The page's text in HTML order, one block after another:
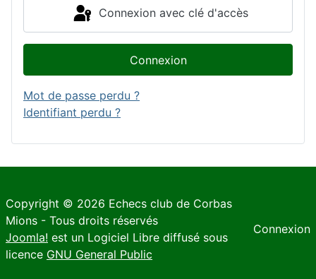
Connexion avec clé d'accès
Connexion
Mot de passe perdu ?
Identifiant perdu ?
Copyright © 2026 Echecs club de Corbas
Mions - Tous droits réservés
Joomla! est un Logiciel Libre diffusé sous
licence GNU General Public
Connexion